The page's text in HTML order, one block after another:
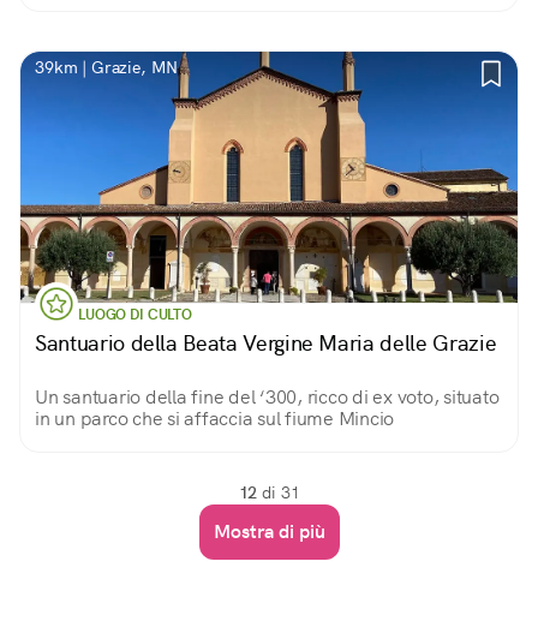
39km | Grazie, MN
LUOGO DI CULTO
Santuario della Beata Vergine Maria delle Grazie
Un santuario della fine del ‘300, ricco di ex voto, situato
in un parco che si affaccia sul fiume Mincio
12 di 31
Mostra di più